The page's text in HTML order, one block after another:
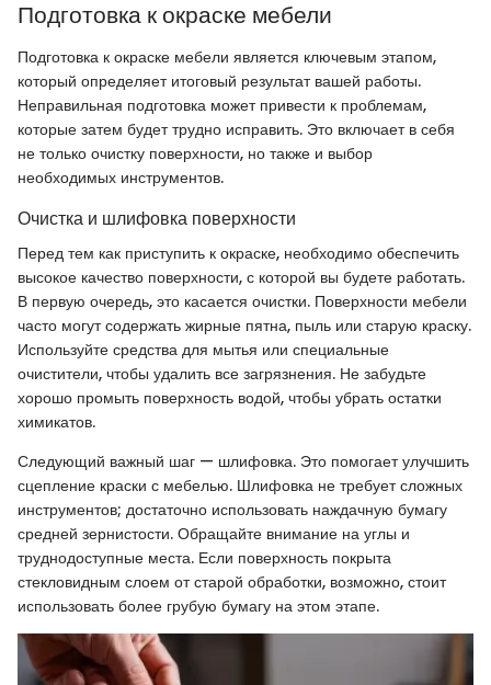
Подготовка к окраске мебели
Подготовка к окраске мебели является ключевым этапом,
который определяет итоговый результат вашей работы.
Неправильная подготовка может привести к проблемам,
которые затем будет трудно исправить. Это включает в себя
не только очистку поверхности, но также и выбор
необходимых инструментов.
Очистка и шлифовка поверхности
Перед тем как приступить к окраске, необходимо обеспечить
высокое качество поверхности, с которой вы будете работать.
В первую очередь, это касается очистки. Поверхности мебели
часто могут содержать жирные пятна, пыль или старую краску.
Используйте средства для мытья или специальные
очистители, чтобы удалить все загрязнения. Не забудьте
хорошо промыть поверхность водой, чтобы убрать остатки
химикатов.
Следующий важный шаг — шлифовка. Это помогает улучшить
сцепление краски с мебелью. Шлифовка не требует сложных
инструментов; достаточно использовать наждачную бумагу
средней зернистости. Обращайте внимание на углы и
труднодоступные места. Если поверхность покрыта
стекловидным слоем от старой обработки, возможно, стоит
использовать более грубую бумагу на этом этапе.